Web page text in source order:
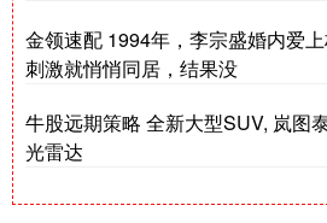
金领速配 1994年，李宗盛婚内爱
刺激就悄悄同居，结果没
牛股远期策略 全新大型SUV, 岚图
光雷达